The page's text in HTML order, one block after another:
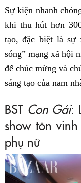
Sự kiện nhanh
khi thu hút hơn
tạo, đặc biệt là sự
sóng” mạng xã hội
để chúc mừng và
sáng tạo của nam
BST Con Gái:
show tôn
phụ nữ